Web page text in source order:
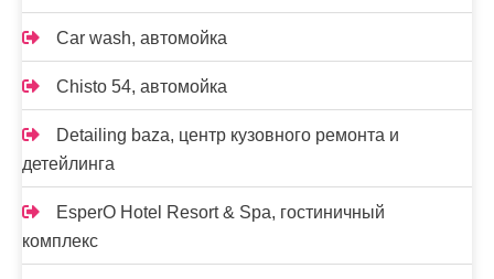
Car wash, автомойка
Chisto 54, автомойка
Detailing baza, центр кузовного ремонта и
детейлинга
EsperO Hotel Resort & Spa, гостиничный
комплекс